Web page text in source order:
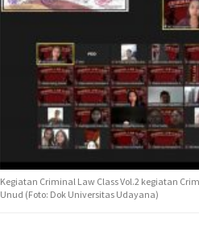
Kegiatan Criminal Law Class Vol.2 kegiatan
Unud (Foto: Dok Universitas Udayana)